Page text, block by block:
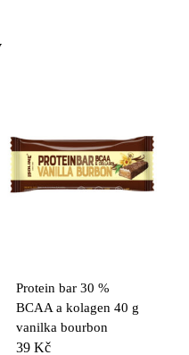
Protein bar 30 %
BCAA a kolagen 40 g
vanilka bourbon
39 Kč